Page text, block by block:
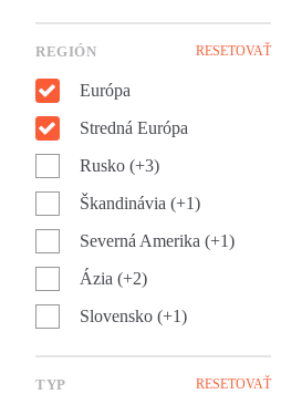
REGIÓN RESETOVAŤ
Európa
Stredná Európa
Rusko (+3)
Škandinávia (+1)
Severná Amerika (+1)
Ázia (+2)
Slovensko (+1)
TYP RESETOVAŤ